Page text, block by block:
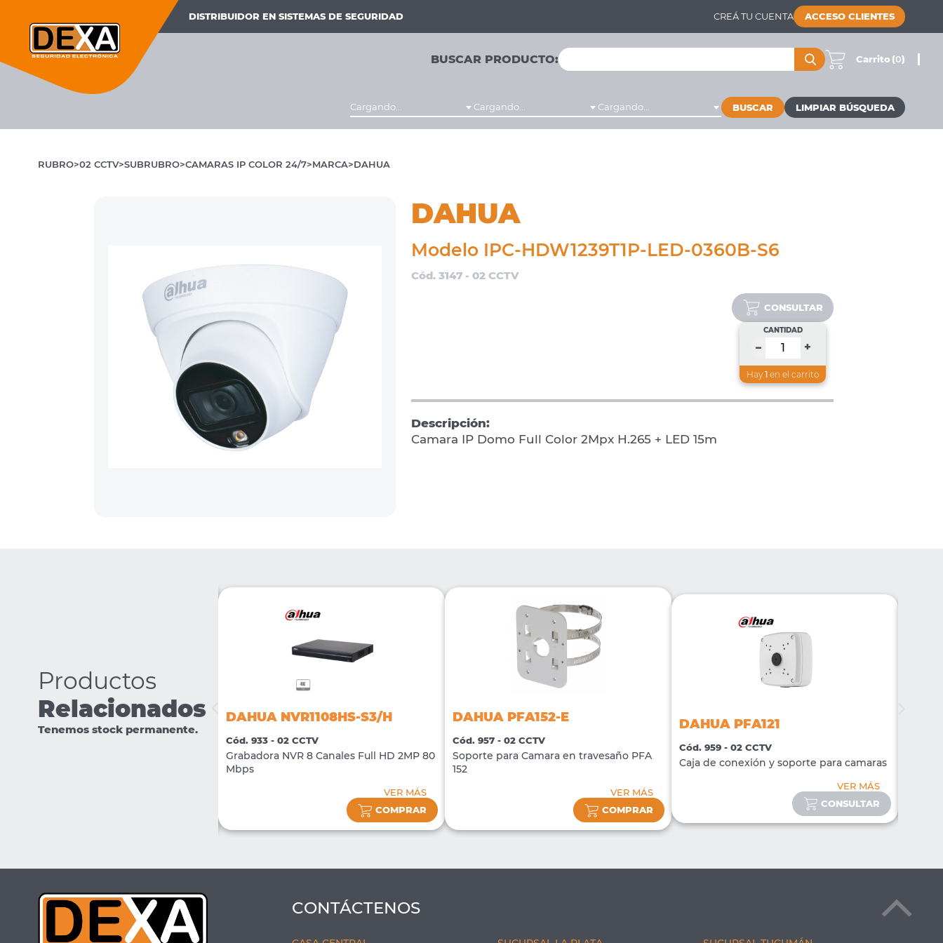
DISTRIBUIDOR EN SISTEMAS DE SEGURIDAD CREÁ TU CUENTA ACCESO CLIENTES
BUSCAR PRODUCTO: Carrito (0)
Cargando... Cargando... Cargando... BUSCAR
RUBRO 02 CCTV SUBRUBRO CAMARAS IP COLOR 24/7 MARCA DAHUA
DAHUA
Modelo IPC-HDW1239T1P-LED-0360B-S6
Cód. 3147 - 02 CCTV
CONSULTAR
CANTIDAD
– +
Hay1 en el carrito
Descripción:
Camara IP Domo Full Color 2Mpx H.265 + LED 15m
Productos
Relacionados
Tenemos stock permanente.
IPC-HFW1239S1P-LED-
S5
DAHUA NVR1108HS-S3/H
Cód. 933 - 02 CCTV
Grabadora NVR 8 Canales Full HD 2MP 80
Mbps
VER MÁS
COMPRAR
DAHUA PFA152-E
Cód. 957 - 02 CCTV
Soporte para Camara en travesaño PFA
152
VER MÁS
COMPRAR
DAHUA PFA121
Cód. 959 - 02 CCTV
Caja de conexión y soporte para camaras
VER MÁS
CONSULTAR
CONTÁCTENOS